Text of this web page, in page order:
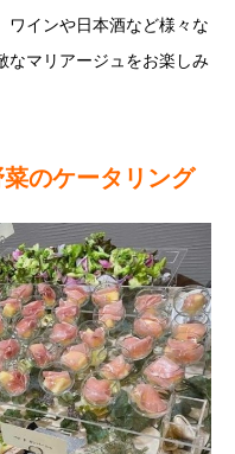
ワインや日本酒など様々な
なマリアージュをお楽しみ
のケータリング